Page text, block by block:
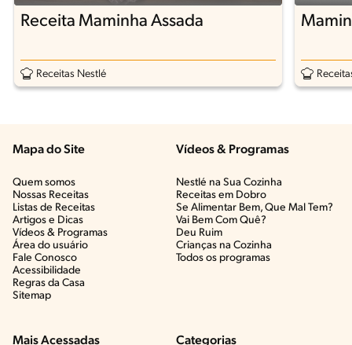
Receita Maminha Assada
Receitas Nestlé
Mapa do Site
Quem somos
Nossas Receitas
Listas de Receitas​
Artigos e Dicas​
Vídeos & Programas​
Área do usuário
Fale Conosco
Acessibilidade
Regras da Casa
Sitemap
Vídeos & Programas​
Nestlé na Sua Cozinha
Receitas em Dobro
Se Alimentar Bem, Que Mal Tem?​
Vai Bem Com Quê?​
Deu Ruim​
Crianças na Cozinha​
Todos os programas
Mais Acessadas Categorias